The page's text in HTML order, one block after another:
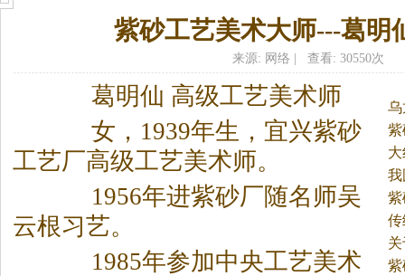
紫砂工艺美术大师---葛明
来源: 网络 | 查看: 30550次
葛明仙 高级工艺美术师
女，1939年生，宜兴紫砂
工艺厂高级工艺美术师。
1956年进紫砂厂随名师吴
云根习艺。
1985年参加中央工艺美术